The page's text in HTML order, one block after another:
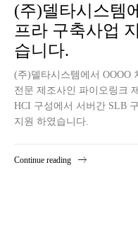
(주)델타시스템
프라 구축사업
습니다.
(주)델타시스템에서 OOOO
전문 제조사인 파이오링크
HCI 구성에서 서버간 SLB
지원 하였습니다.
Continue reading